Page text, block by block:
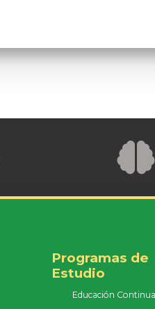
Programas de
Estudio
Educación